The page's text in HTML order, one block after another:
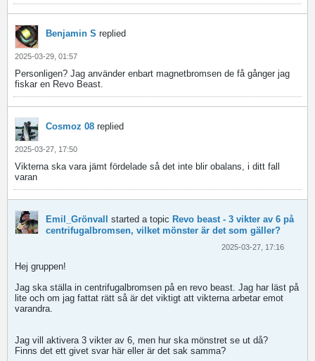
Benjamin S replied
2025-03-29, 01:57
Personligen? Jag använder enbart magnetbromsen de få gånger jag
fiskar en Revo Beast.
Cosmoz 08 replied
2025-03-27, 17:50
Vikterna ska vara jämt fördelade så det inte blir obalans, i ditt fall
varan
Emil_Grönvall started a topic Revo beast - 3 vikter av 6 på
centrifugalbromsen, vilket mönster är det som gäller?
2025-03-27, 17:16
Hej gruppen!
Jag ska ställa in centrifugalbromsen på en revo beast. Jag har läst på
lite och om jag fattat rätt så är det viktigt att vikterna arbetar emot
varandra.
Jag vill aktivera 3 vikter av 6, men hur ska mönstret se ut då?
Finns det ett givet svar här eller är det sak samma?